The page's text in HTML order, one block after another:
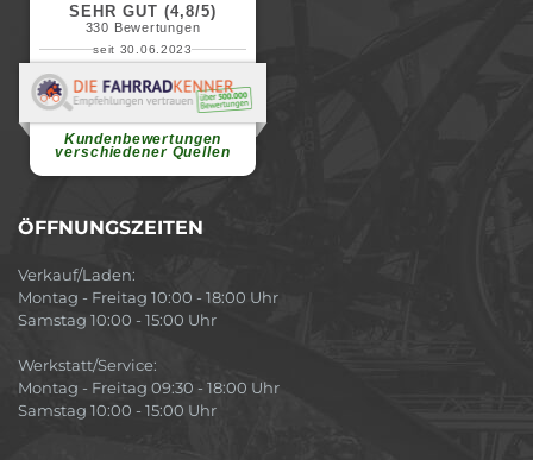
SEHR GUT (4,8/5)
330 Bewertungen
seit 30.06.2023
Kundenbewertungen
verschiedener Quellen
Renate H.
Vielen Dank für ein herzliches
ÖFFNUNGSZEITEN
Verkauf/Laden:
Montag - Freitag 10:00 - 18:00 Uhr
Samstag 10:00 - 15:00 Uhr
Werkstatt/Service:
Montag - Freitag 09:30 - 18:00 Uhr
Samstag 10:00 - 15:00 Uhr